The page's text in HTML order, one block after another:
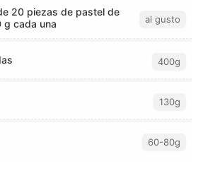
20 piezas de pastel de
g cada una
al gusto
400g
130g
60-80g